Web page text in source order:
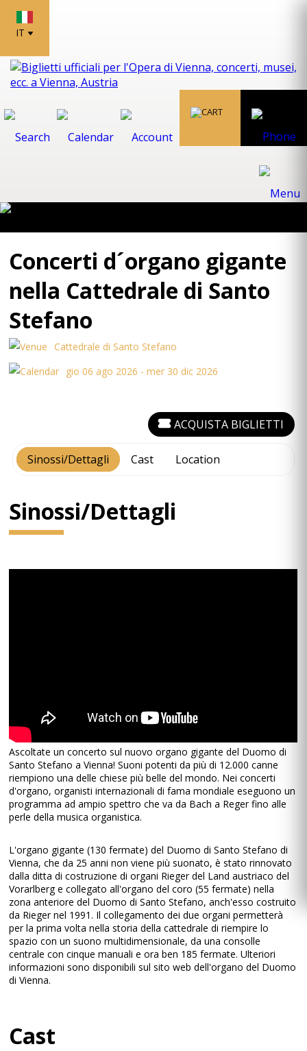
IT
Concerti d´organo gigante
nella Cattedrale di Santo
Stefano
Cattedrale di Santo Stefano
gio 06 ago 2026 - mer 30 dic 2026
Sinossi/Dettagli Cast Location
ACQUISTA BIGLIETTI
Sinossi/Dettagli
Ascoltate un concerto sul nuovo organo gigante del Duomo di
Santo Stefano a Vienna! Suoni potenti da più di 12.000 canne
riempiono una delle chiese più belle del mondo. Nei concerti
d'organo, organisti internazionali di fama mondiale eseguono un
programma ad ampio spettro che va da Bach a Reger fino alle
perle della musica organistica.
L'organo gigante (130 fermate) del Duomo di Santo Stefano di
Vienna, che da 25 anni non viene più suonato, è stato rinnovato
dalla ditta di costruzione di organi Rieger del Land austriaco del
Vorarlberg e collegato all'organo del coro (55 fermate) nella
zona anteriore del Duomo di Santo Stefano, anch'esso costruito
da Rieger nel 1991. Il collegamento dei due organi permetterà
per la prima volta nella storia della cattedrale di riempire lo
spazio con un suono multidimensionale, da una consolle
centrale con cinque manuali e ora ben 185 fermate. Ulteriori
informazioni sono disponibili sul sito web dell'organo del Duomo
di Vienna.
Cast